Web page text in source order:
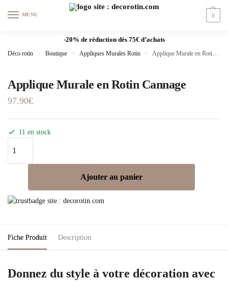
MENU 0
-20% de réduction dès 75€ d’achats
Déco rotin » Boutique » Appliques Murales Rotin » Applique Murale en Rotin Cannage
Applique Murale en Rotin Cannage
97.90€
11 en stock
Ajouter au panier
Fiche Produit Description
Donnez du style à votre décoration avec